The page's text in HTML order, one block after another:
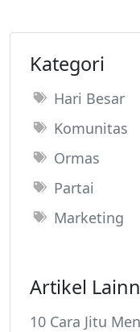
Kategori
Hari Besar
Komunitas
Ormas
Partai
Marketing
Artikel
10 Cara Jitu